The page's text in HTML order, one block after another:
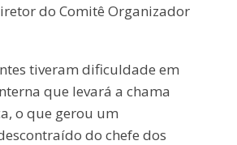
do Comitê Organizador
tiveram dificuldade em
que levará a chama
o que gerou um
do chefe dos